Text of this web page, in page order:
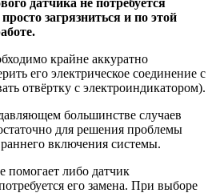
датчика не потребуется
загрязниться и по этой
крайне аккуратно
его электрическое соединение с
отвёртку с электроиндикатором).
большинстве случаев
для решения проблемы
включения системы.
помогает либо датчик
его замена. При выборе